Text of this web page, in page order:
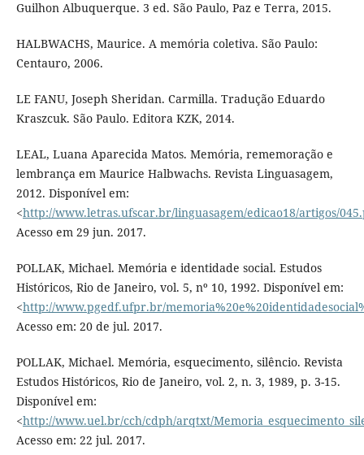
Guilhon Albuquerque. 3 ed. São Paulo, Paz e Terra, 2015.
HALBWACHS, Maurice. A memória coletiva. São Paulo:
Centauro, 2006.
LE FANU, Joseph Sheridan. Carmilla. Tradução Eduardo
Kraszcuk. São Paulo. Editora KZK, 2014.
LEAL, Luana Aparecida Matos. Memória, rememoração e
lembrança em Maurice Halbwachs. Revista Linguasagem,
2012. Disponível em:
<http://www.letras.ufscar.br/linguasagem/edicao18/artigos/
Acesso em 29 jun. 2017.
POLLAK, Michael. Memória e identidade social. Estudos
Históricos, Rio de Janeiro, vol. 5, nº 10, 1992. Disponível em:
<http://www.pgedf.ufpr.br/
Acesso em: 20 de jul. 2017.
POLLAK, Michael. Memória, esquecimento, silêncio. Revista
Estudos Históricos, Rio de Janeiro, vol. 2, n. 3, 1989, p. 3-15.
Disponível em:
<http://www.uel.br/cch/cdph/arqtxt/
Acesso em: 22 jul. 2017.